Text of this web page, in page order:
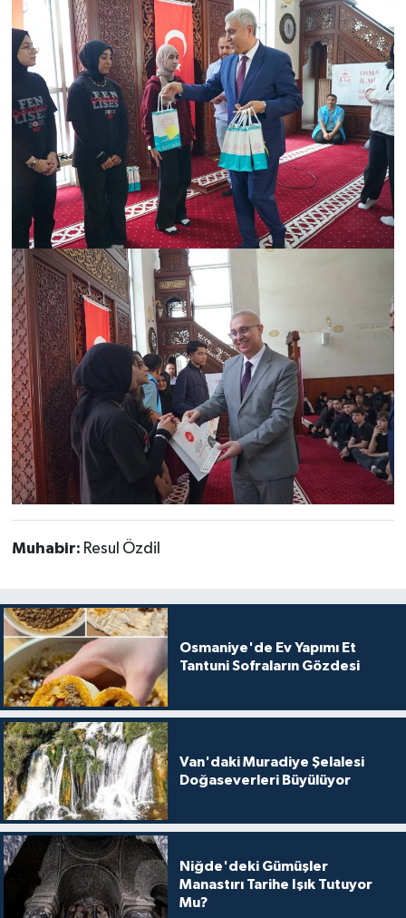
Muhabir: Resul Özdil
Osmaniye'de Ev Yapımı Et
Tantuni Sofraların Gözdesi
Van'daki Muradiye Şelalesi
Doğaseverleri Büyülüyor
Niğde'deki Gümüşler
Manastırı Tarihe Işık Tutuyor
Mu?